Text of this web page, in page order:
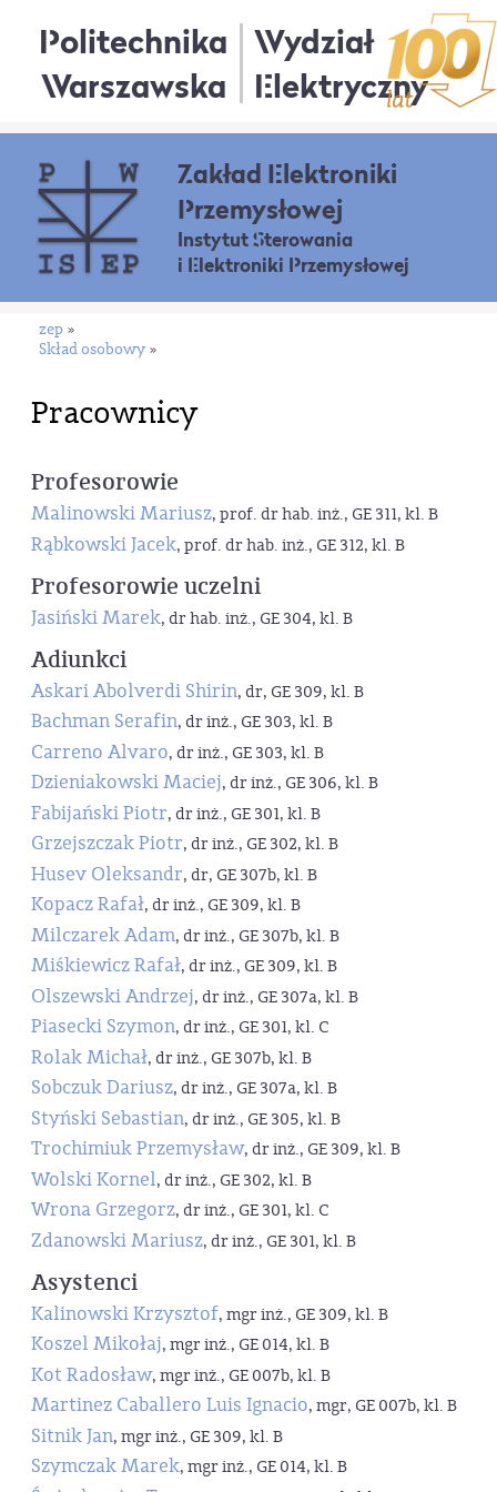
Politechnika
Warszawska
Wydział
Elektryczny
Zakład Elektroniki
Przemysłowej
Instytut Sterowania
i Elektroniki Przemysłowej
zep »
Skład osobowy »
Pracownicy
Profesorowie
Malinowski Mariusz, prof. dr hab. inż., GE 311, kl. B
Rąbkowski Jacek, prof. dr hab. inż., GE 312, kl. B
Profesorowie uczelni
Jasiński Marek, dr hab. inż., GE 304, kl. B
Adiunkci
Askari Abolverdi Shirin, dr, GE 309, kl. B
Bachman Serafin, dr inż., GE 303, kl. B
Carreno Alvaro, dr inż., GE 303, kl. B
Dzieniakowski Maciej, dr inż., GE 306, kl. B
Fabijański Piotr, dr inż., GE 301, kl. B
Grzejszczak Piotr, dr inż., GE 302, kl. B
Husev Oleksandr, dr, GE 307b, kl. B
Kopacz Rafał, dr inż., GE 309, kl. B
Milczarek Adam, dr inż., GE 307b, kl. B
Miśkiewicz Rafał, dr inż., GE 309, kl. B
Olszewski Andrzej, dr inż., GE 307a, kl. B
Piasecki Szymon, dr inż., GE 301, kl. C
Rolak Michał, dr inż., GE 307b, kl. B
Sobczuk Dariusz, dr inż., GE 307a, kl. B
Styński Sebastian, dr inż., GE 305, kl. B
Trochimiuk Przemysław, dr inż., GE 309, kl. B
Wolski Kornel, dr inż., GE 302, kl. B
Wrona Grzegorz, dr inż., GE 301, kl. C
Zdanowski Mariusz, dr inż., GE 301, kl. B
Asystenci
Kalinowski Krzysztof, mgr inż., GE 309, kl. B
Koszel Mikołaj, mgr inż., GE 014, kl. B
Kot Radosław, mgr inż., GE 007b, kl. B
Martinez Caballero Luis Ignacio, mgr, GE 007b, kl. B
Sitnik Jan, mgr inż., GE 309, kl. B
Szymczak Marek, mgr inż., GE 014, kl. B